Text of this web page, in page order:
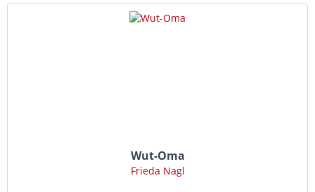
Wut-Oma
Frieda Nagl